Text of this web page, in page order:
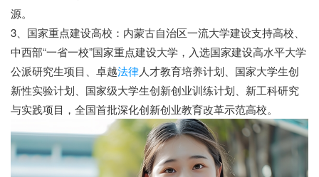
源。
3、国家重点建设高校：内蒙古自治区一流大学建设支持高校、
中西部“一省一校”国家重点建设大学，入选国家建设高水平大学
公派研究生项目、卓越法律人才教育培养计划、国家大学生创
新性实验计划、国家级大学生创新创业训练计划、新工科研究
与实践项目，全国首批深化创新创业教育改革示范高校。